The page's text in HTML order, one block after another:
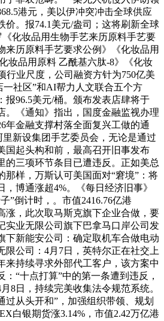
港元，美以伊冲突冲击全球供应
价。报74.1美元/盎司；这将刷新全球
化妆品用生物手艺来历原料手艺要
来历原料手艺要求公例》《化妆品用
妆品用原料 乙酰基六肽-8》《化妆
行业尺度，公司融资方针为750亿美
一社区”和AI帮力人文联合五个方
报96.5美元/桶。颁布发表店肆将于
。《通知》指出，国度金融监视办理
年金融支撑村落全面复兴工做的通
新设集团手艺委员会，无论是通过
国起头构和前，最高召开旧事发布
的三项环节条目已遭违反。正如美总
那样，万斯认可美国面对“窘境”：将
博通涨超4%。《每日经济旧事》
”倒计时，。市值2416.76亿港
涨，此次取马斯克旗下企业合做，要
实业无限公司旗下巴拿马口岸公司发
下新能安公司：确定取机车合做电动
限公司：4月7日，英特尔正在社交上
来持续寻求外部代工客户，该方案中
“十点打算”中的第一条遭到违反，
8日，持续完美收集法令规范系统。
过从头开和”，加强组织带领、规划
白银期货涨3.14%，市值2.42万亿港